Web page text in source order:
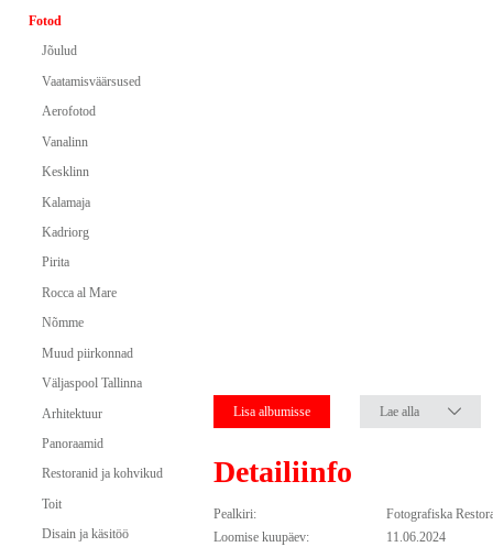
Fotod
Jõulud
Vaatamisväärsused
Aerofotod
Vanalinn
Kesklinn
Kalamaja
Kadriorg
Pirita
Rocca al Mare
Nõmme
Muud piirkonnad
Väljaspool Tallinna
Arhitektuur
Panoraamid
Restoranid ja kohvikud
Toit
Disain ja käsitöö
Lisa albumisse Lae alla
Detailiinfo
Pealkiri:
Fotografiska
Loomise kuupäev:
11.06.2024